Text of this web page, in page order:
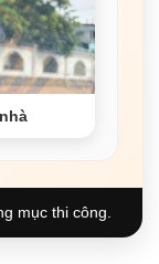
mục thi công.